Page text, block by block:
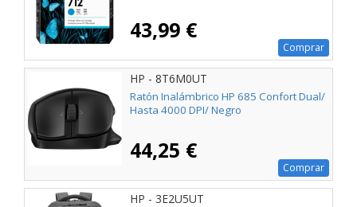
43,99 €
Comprar
HP - 8T6M0UT
Ratón Inalámbrico HP 685 Confort Dual/
Hasta 4000 DPI/ Negro
44,25 €
Comprar
HP - 3E2U5UT